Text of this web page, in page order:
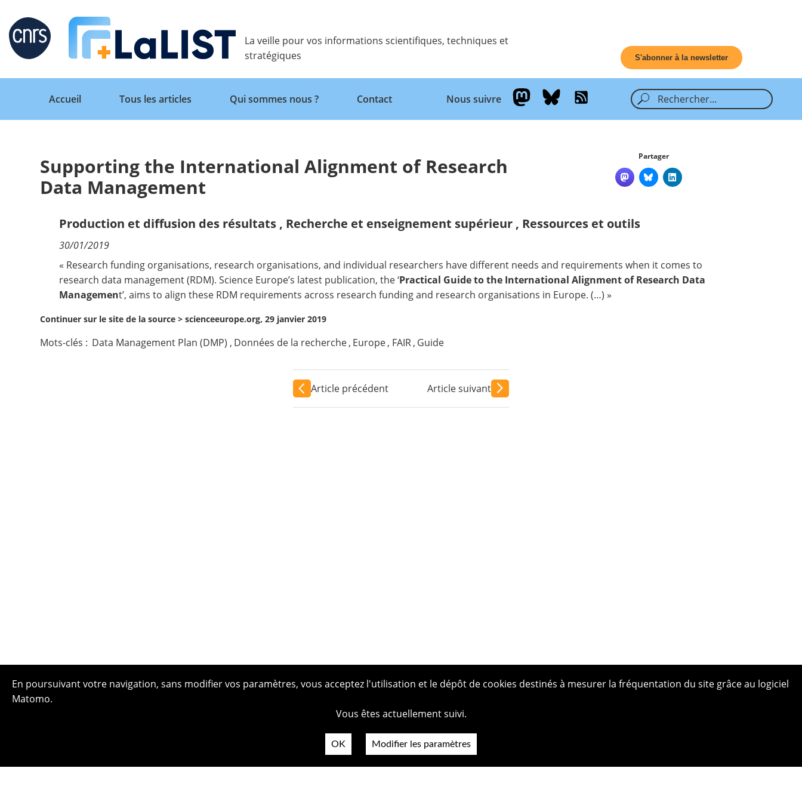
Retour
Accueil
Qui sommes nous ?
Nous suivre
La veille pour vos informations scientifiques, techniques et
stratégiques
S'abonner à la newsletter
Retour
Accueil
Tous les articles Qui sommes nous ? Contact Nous suivre
Supporting the International Alignment of Research
Data Management
Partager
Production et diffusion des résultats , Recherche et enseignement supérieur , Ressources et outils
30/01/2019
« Research funding organisations, research organisations, and individual researchers have different needs and requirements when it comes to
research data management (RDM). Science Europe’s latest publication, the ‘Practical Guide to the International Alignment of Research Data
Management’, aims to align these RDM requirements across research funding and research organisations in Europe. (…) »
Continuer sur le site de la source >scienceeurope.org, 29 janvier 2019
Mots-clés : Data Management Plan (DMP) , Données de la recherche, Europe, FAIR , Guide
Article précédent Article suivant
En poursuivant votre navigation, sans modifier vos paramètres, vous acceptez l'utilisation et le dépôt de cookies destinés à mesurer la fréquentation du site grâce au logiciel
Matomo.
Vous êtes actuellement suivi.
OK Modifier les paramètres